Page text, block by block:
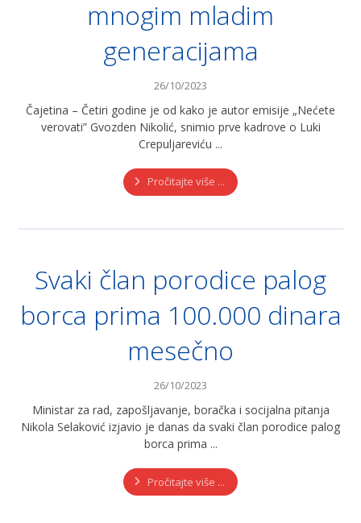
mnogim mladim
generacijama
26/10/2023
Čajetina – Četiri godine je od kako je autor emisije „Nećete
verovati” Gvozden Nikolić, snimio prve kadrove o Luki
Crepuljareviću ...
Pročitajte više ...
Svaki član porodice palog
borca prima 100.000 dinara
mesečno
26/10/2023
Ministar za rad, zapošljavanje, boračka i socijalna pitanja
Nikola Selaković izjavio je danas da svaki član porodice palog
borca prima ...
Pročitajte više ...